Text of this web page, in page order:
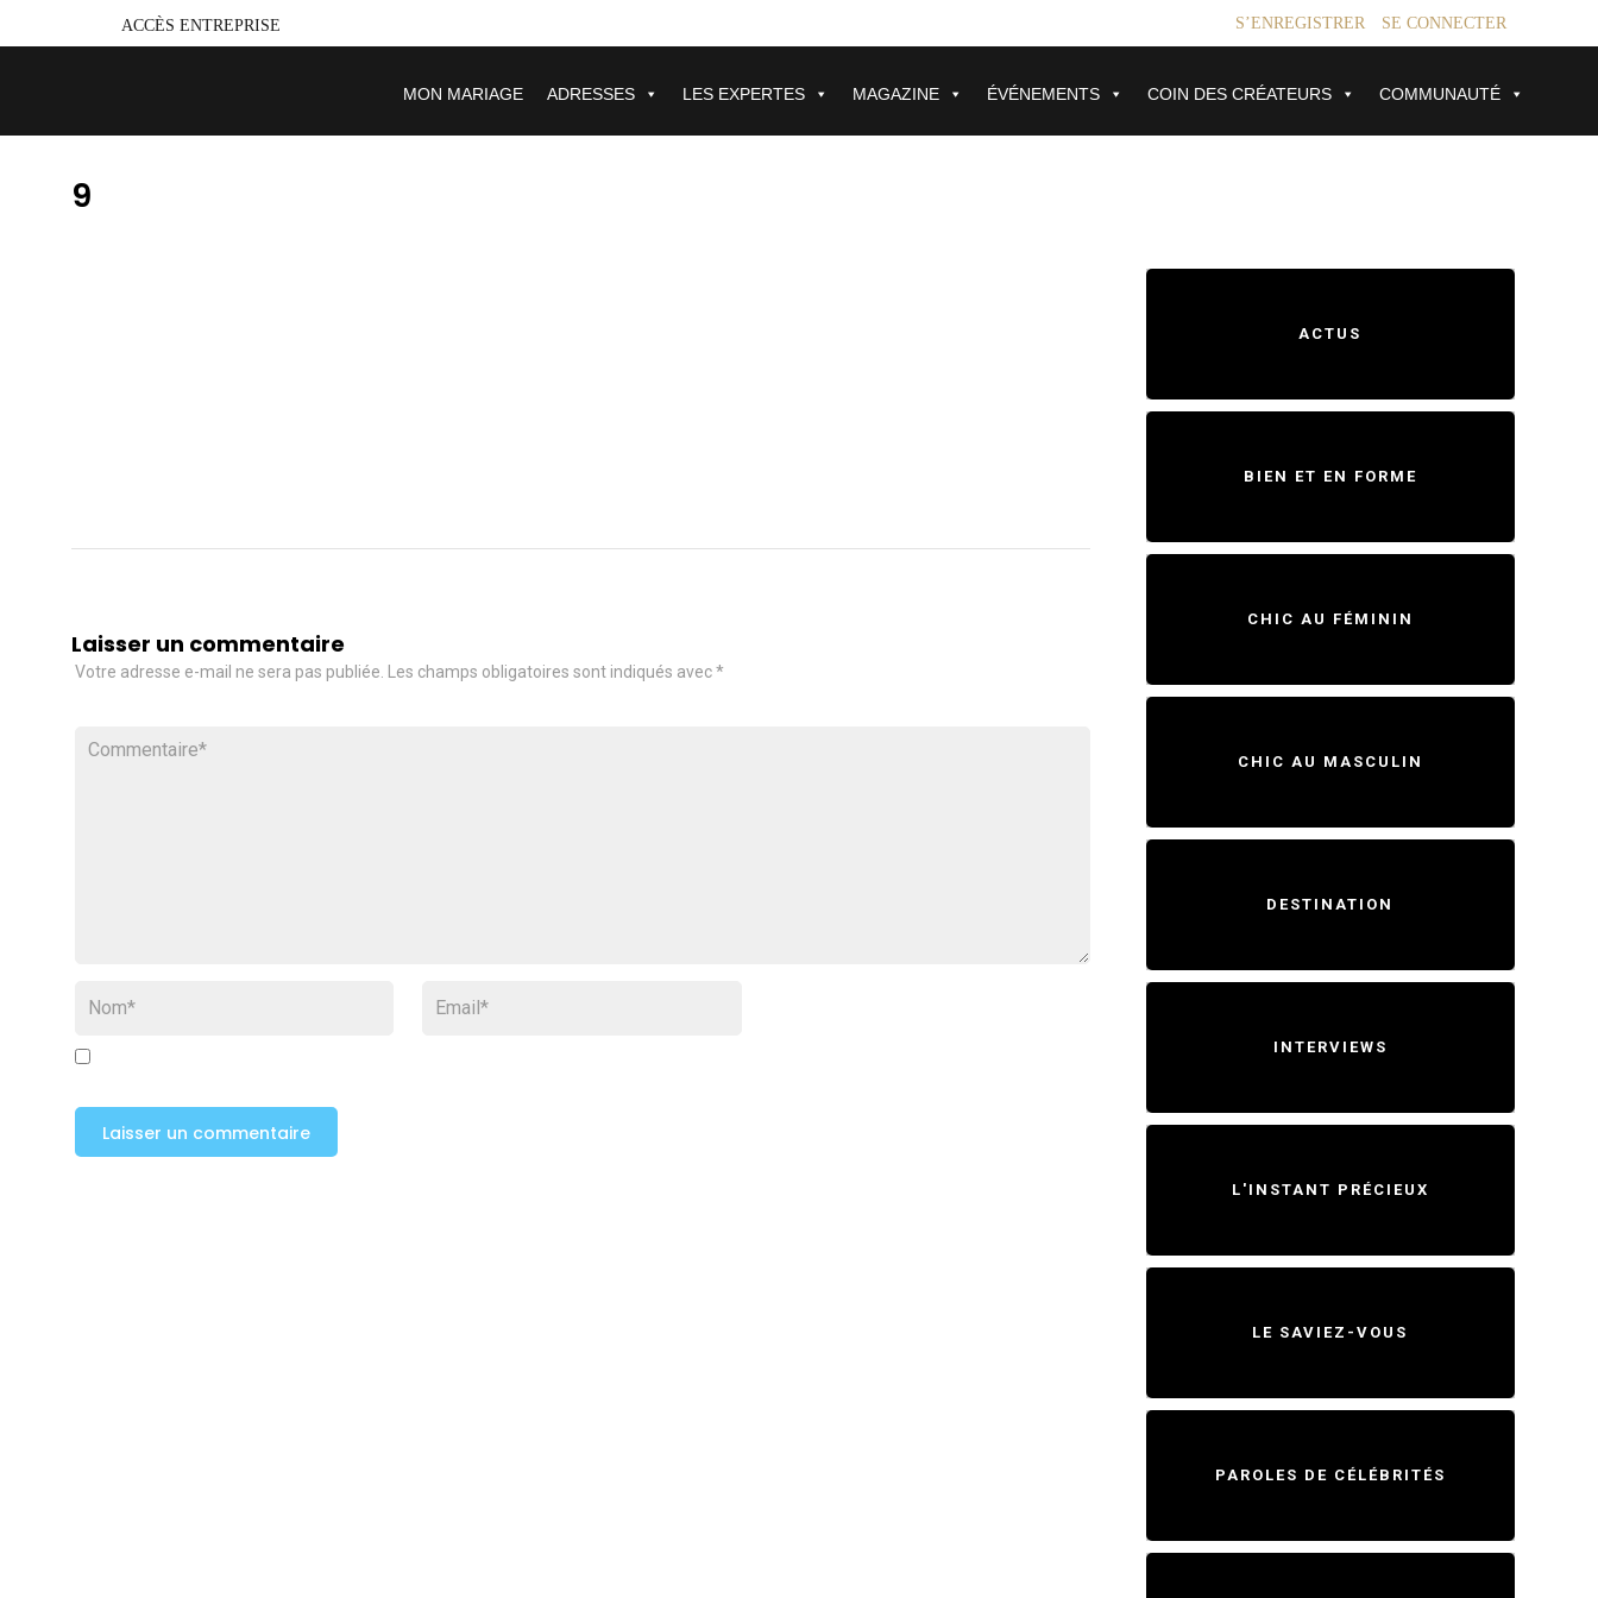
ACCÈS ENTREPRISE S’ENREGISTRER SE CONNECTER
MON MARIAGE ADRESSES LES EXPERTES MAGAZINE ÉVÉNEMENTS COIN DES CRÉATEURS COMMUNAUTÉ
9
Laisser un commentaire
Votre adresse e-mail ne sera pas publiée. Les champs obligatoires sont indiqués avec*
ACTUS
BIEN ET EN FORME
CHIC AU FÉMININ
CHIC AU MASCULIN
DESTINATION
INTERVIEWS
L'INSTANT PRÉCIEUX
LE SAVIEZ-VOUS
PAROLES DE CÉLÉBRITÉS